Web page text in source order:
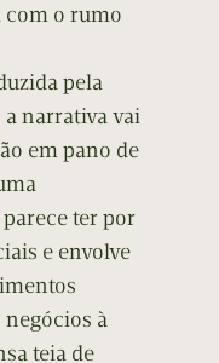
com o rumo
pela
narrativa vai
em pano de
ter por
e envolve
à
teia de